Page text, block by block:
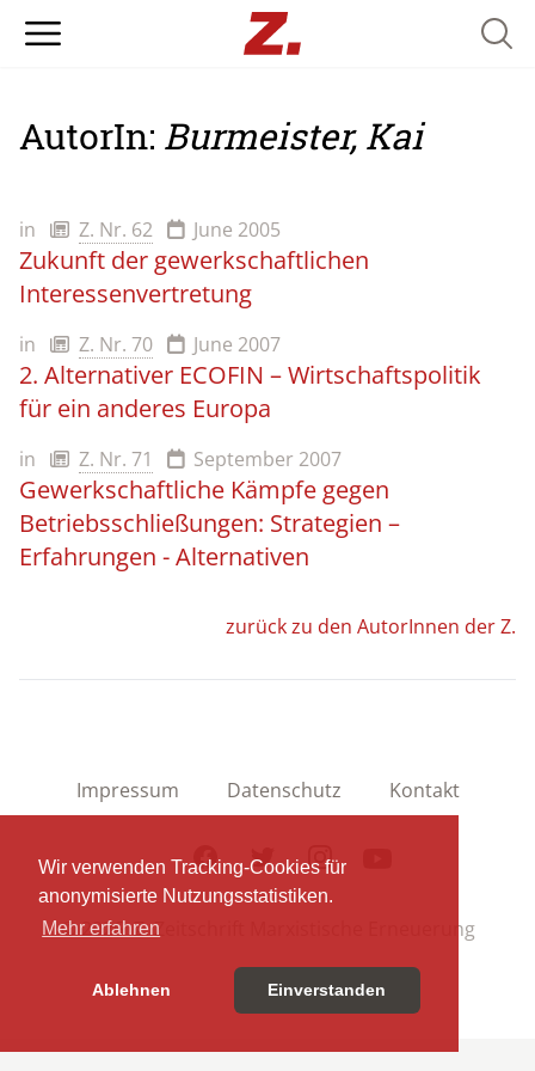
Wir verwenden Tracking-Cookies für
anonymisierte Nutzungsstatistiken.
Mehr erfahren
Ablehnen Einverstanden
AutorIn: Burmeister, Kai
in Z. Nr. 62 June 2005
Zukunft der gewerkschaftlichen
Interessenvertretung
in Z. Nr. 70 June 2007
2. Alternativer ECOFIN – Wirtschaftspolitik
für ein anderes Europa
in Z. Nr. 71 September 2007
Gewerkschaftliche Kämpfe gegen
Betriebsschließungen: Strategien –
Erfahrungen - Alternativen
zurück zu den AutorInnen der Z.
Impressum Datenschutz Kontakt
FacebookTwitter Instagram
© 2026 Z. Zeitschrift Marxistische Erneuerung